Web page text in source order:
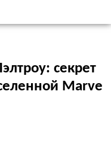
секрет
Marve